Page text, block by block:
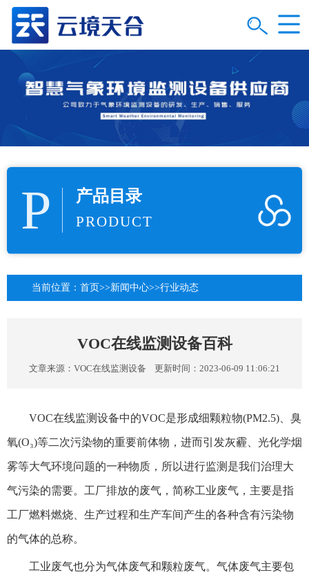
P 产品目录
PRODUCT
当前位置： 首页>>新闻中心>>行业动态
VOC在线监测设备百科
文章来源： VOC在线监测设备 更新时间：2023-06-09 11:06:21
VOC在线监测设备中的VOC是形成细颗粒物(PM2.5)、臭
氧(O₃)等二次污染物的重要前体物，进而引发灰霾、光化学烟
雾等大气环境问题的一种物质，所以进行监测是我们治理大
气污染的需要。工厂排放的废气，简称工业废气，主要是指
工厂燃料燃烧、生产过程和生产车间产生的各种含有污染物
的气体的总称。
工业废气也分为气体废气和颗粒废气。气体废气主要包